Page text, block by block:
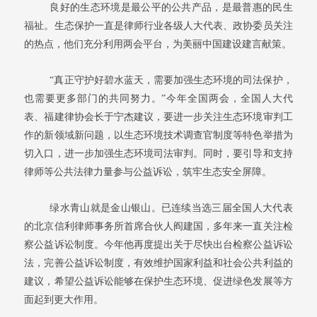
良好的生态环境是最公平的公共产品，是最普惠的民生
福祉。生态保护一直是律师行业各级人大代表、政协委员关注
的热点，他们充分利用两会平台，为美丽中国建设建言献策。
“真正守护好碧水蓝天，需要加强生态环境的司法保护，
也需要更多部门的共同努力。”今年全国两会，全国人大代
表、福建律协会长于宁杰建议，要进一步关注生态环境审判工
作的新领域新问题，以生态环境技术调查官制度等特色举措为
切入口，进一步加强生态环境司法审判。同时，要引导和支持
律师等公共法律力量参与公益诉讼，筑牢生态安全屏障。
绿水青山就是金山银山。已连续当选三届全国人大代表
的北京信利律师事务所首席合伙人阎建国，多年来一直关注检
察公益诉讼制度。今年他再度提出关于尽快出台检察公益诉讼
法，完善公益诉讼制度，有效维护国家利益和社会公共利益的
建议，希望公益诉讼能够在保护生态环境、促进绿色发展等方
面起到更大作用。